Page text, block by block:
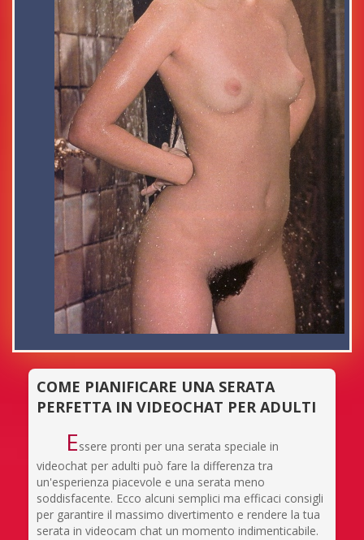
COME PIANIFICARE UNA SERATA
PERFETTA IN VIDEOCHAT PER ADULTI
Essere pronti per una serata speciale in
videochat per adulti può fare la differenza tra
un'esperienza piacevole e una serata meno
soddisfacente. Ecco alcuni semplici ma efficaci consigli
per garantire il massimo divertimento e rendere la tua
serata in videocam chat un momento indimenticabile.